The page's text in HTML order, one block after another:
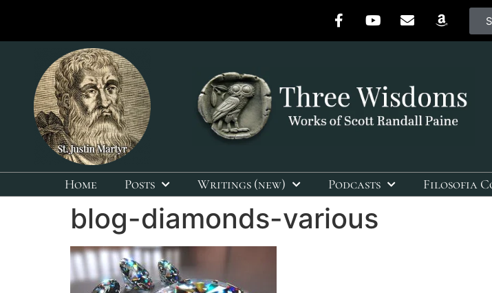
Home Posts Writings (new) Podcasts Filosofia
blog-diamonds-various